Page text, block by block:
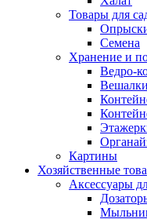
Товары для
Семена
Хранение и
Ведро-
Картины
Хозяйственные
Аксессуары